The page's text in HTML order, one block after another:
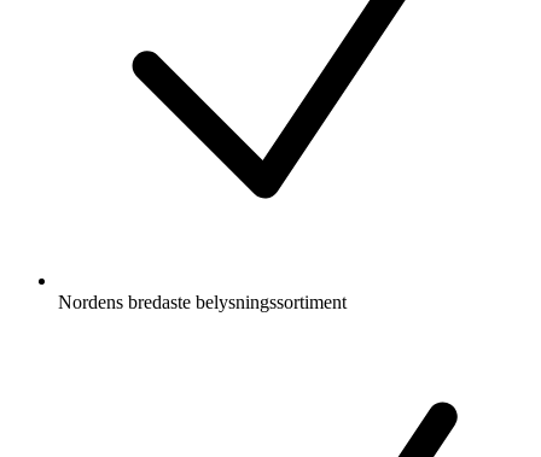
Nordens bredaste belysningssortiment